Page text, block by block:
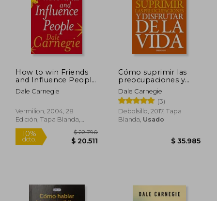
$ 44.999 10%
How to win Friends
and Influence People
(en Inglés)
Dale Carnegie
Vermilion, 2004, 28
Edición, Tapa Blanda,
Nuevo
Cómo suprimir las
preocupaciones y
disfrutar de la vida
Dale Carnegie
(3)
Debolsillo, 2017, Tapa
Blanda, Usado